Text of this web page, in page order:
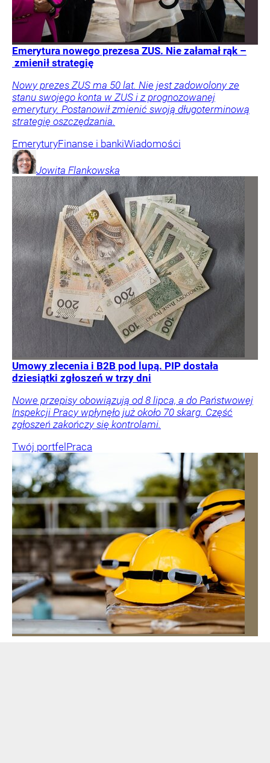
Emerytura nowego prezesa ZUS. Nie załamał rąk –
zmienił strategię
Nowy prezes ZUS ma 50 lat. Nie jest zadowolony ze
stanu swojego konta w ZUS i z prognozowanej
emerytury. Postanowił zmienić swoją długoterminową
strategię oszczędzania.
EmeryturyFinanse i bankiWiadomości
Jowita Flankowska
Umowy zlecenia i B2B pod lupą. PIP dostała
dziesiątki zgłoszeń w trzy dni
Nowe przepisy obowiązują od 8 lipca, a do Państwowej
Inspekcji Pracy wpłynęło już około 70 skarg. Część
zgłoszeń zakończy się kontrolami.
Twój portfel Praca